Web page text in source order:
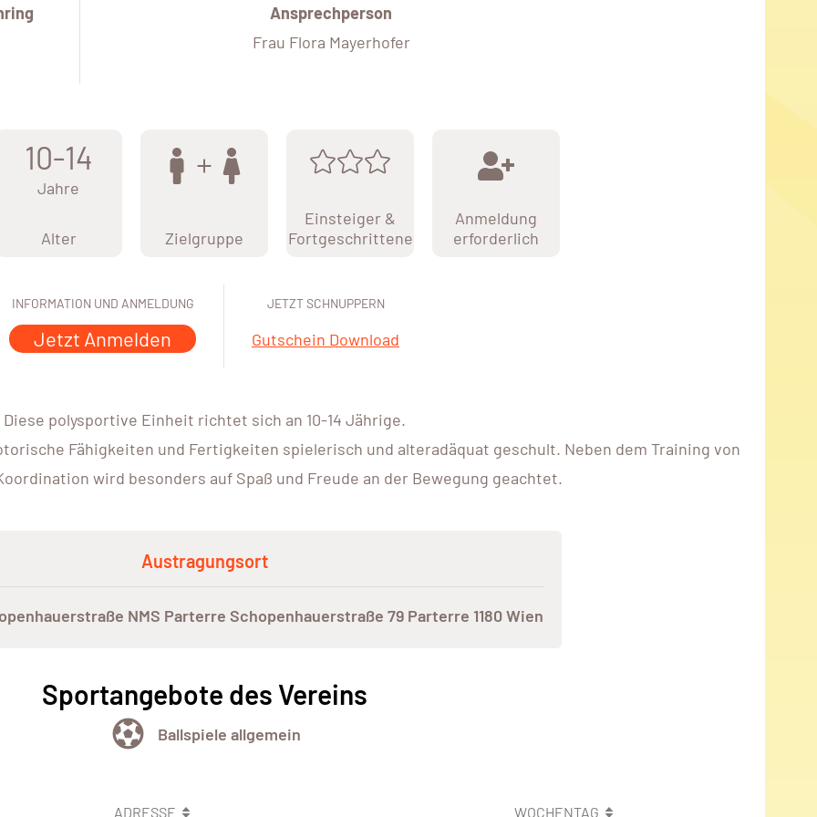
Ansprechperson
Frau Flora Mayerhofer
10-14
Jahre
Alter Zielgruppe
Einsteiger &
Fortgeschrittene
Anmeldung
erforderlich
INFORMATION UND ANMELDUNG
Jetzt Anmelden
JETZT SCHNUPPERN
Gutschein Download
Diese polysportive Einheit richtet sich an 10-14 Jährige.
Fähigkeiten und Fertigkeiten spielerisch und alteradäquat geschult. Neben dem Training von
wird besonders auf Spaß und Freude an der Bewegung geachtet.
Austragungsort
NMS Parterre Schopenhauerstraße 79 Parterre 1180 Wien
Sportangebote des Vereins
Ballspiele allgemein
ADRESSE WOCHENTAG